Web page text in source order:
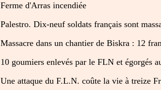
Ferme d'Arras incendiée
Palestro. Dix-neuf soldats français sont
Massacre dans un chantier de Biskra : 12
10 goumiers enlevés par le FLN et égorgés
Une attaque du F.L.N. coûte la vie à treize